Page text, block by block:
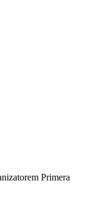
Primera